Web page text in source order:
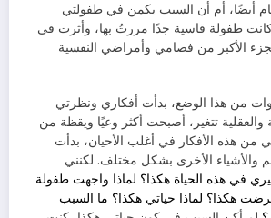
أيضًا، أم أن السبب يكمن في طفولتي
طفولة قاسية جدًا مررتُ بها، وأثرت في
الأكبر من فصامي وأمراضي النفسية
من هذا الوضع، بدأت أفكاري ونظرتي
والعقلية تتغير، أصبحت أكثر وعيًا ويقظة من
من هذه الأفكار في أغلب الأحيان، بدأت
والأشياء الأخرى بشكل مختلف. لكنني
في هذه الحياة هكذا؟ لماذا واجهت طفولة
هكذا؟ لماذا حياتي هكذا؟ ما السبب